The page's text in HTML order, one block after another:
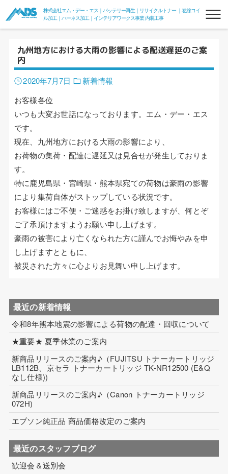
株式会社エム・デー・エス｜バッテリー再生｜リサイクルトナー ｜巻線コイ
ル加工｜ハーネス加工｜インテリアワークス事業 内装工事
リフレッシュバッテリー
フォークリフトリフレッシュバッテリー
組電池
リサイクルトナー
コイル巻線加工
ハーネス・フィルム加工
生産設備について（アプリケーター）
取扱製品一覧
その他
ECマーケティング支援
インテリアワークス事業 内装工事
九州地方における大雨の影響による配送遅延のご案
内
2020年7月7日
新着情報
お客様各位
いつも大変お世話になっております。エム・デー・エス
です。
現在、九州地方における大雨の影響により、
お荷物の集荷・配達に遅延又は見合せが発生しておりま
す。
特に鹿児島県・宮崎県・熊本県宛ての荷物は豪雨の影響
により集荷自体がストップしている状況です。
お客様にはご不便・ご迷惑をお掛け致しますが、何とぞ
ご了承頂けますようお願い申し上げます。
豪雨の被害により亡くなられた方に謹んでお悔やみを申
し上げますとともに、
被災された方々に心よりお見舞い申し上げます。
最近の新着情報
令和8年熊本地震の影響による荷物の配達・回収について
★重要★ 夏季休業のご案内
新商品リリースのご案内♪（FUJITSU トナーカートリッジ
LB112B、京セラ トナーカートリッジ TK-NR12500 (E&Q
なし仕様))
新商品リリースのご案内♪（Canon トナーカートリッジ
072H)
エプソン純正品 商品価格改定のご案内
最近のスタッフブログ
歓迎会＆送別会